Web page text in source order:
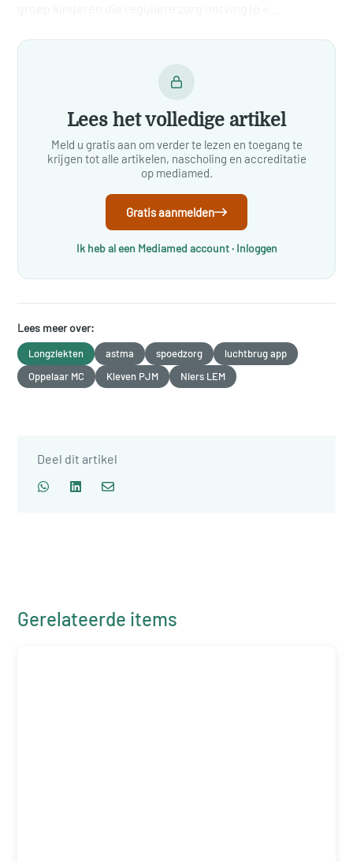
Lees het volledige artikel
Meld u gratis aan om verder te lezen en toegang te
krijgen tot alle artikelen, nascholing en accreditatie
op mediamed.
Gratis aanmelden
Ik heb al een Mediamed account · Inloggen
Lees meer over:
Longziekten astma spoedzorg
luchtbrug app
Oppelaar MC
Kleven PJM Niers LEM
Deel dit artikel
Gerelateerde items